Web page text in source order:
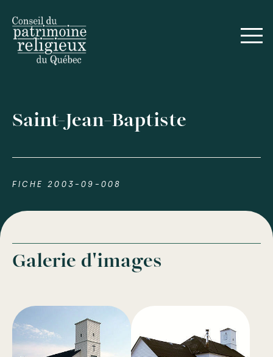
Saint-Jean-Baptiste
FICHE 2003-09-008
Galerie d'images